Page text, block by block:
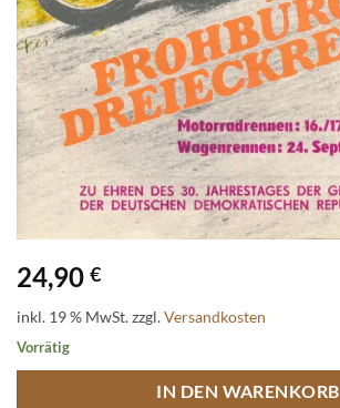
24,90 €
inkl. 19 % MwSt.zzgl.Versandkosten
Vorrätig
IN DEN WARENKORB